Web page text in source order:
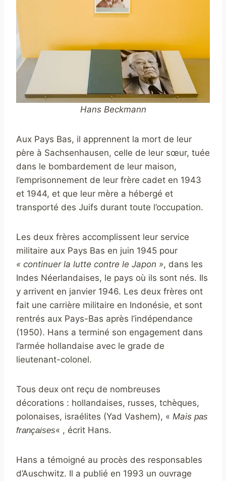
Hans Beckmann
Aux Pays Bas, il apprennent la mort de leur
père à Sachsenhausen, celle de leur sœur, tuée
dans le bombardement de leur maison,
l’emprisonnement de leur frère cadet en 1943
et 1944, et que leur mère a hébergé et
transporté des Juifs durant toute l’occupation.
Les deux frères accomplissent leur service
militaire aux Pays Bas en juin 1945 pour
« continuer la lutte contre le Japon », dans les
Indes Néerlandaises, le pays où ils sont nés. Ils
y arrivent en janvier 1946. Les deux frères ont
fait une carrière militaire en Indonésie, et sont
rentrés aux Pays-Bas après l’indépendance
(1950). Hans a terminé son engagement dans
l’armée hollandaise avec le grade de
lieutenant-colonel.
Tous deux ont reçu de nombreuses
décorations : hollandaises, russes, tchèques,
polonaises, israélites (Yad Vashem), « Mais pas
françaises« , écrit Hans.
Hans a témoigné au procès des responsables
d’Auschwitz. Il a publié en 1993 un ouvrage